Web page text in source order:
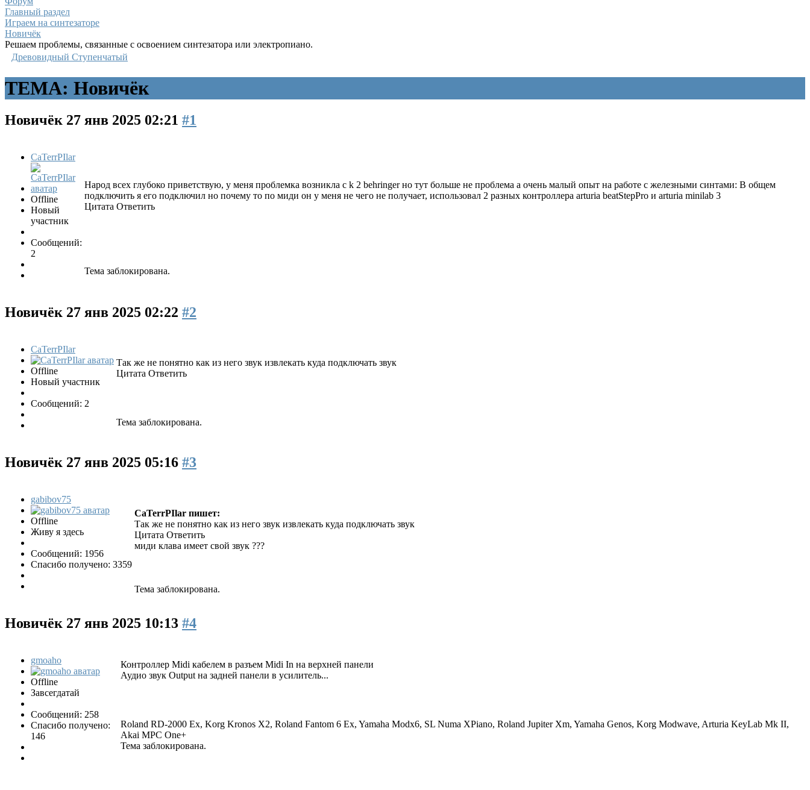
Главный раздел
Играем на синтезаторе
Новичёк
Решаем проблемы, связанные с освоением синтезатора или электропиано.
Древовидный Ступенчатый
ТЕМА: Новичёк
Новичёк 27 янв 2025 02:21 #1
CaTerrPIlar
Offline
Новый
участник
Сообщений:
2
Народ всех глубоко приветствую, у меня проблемка возникла с k 2 behringer но тут больше не проблема а очень малый опыт на работе с железными синтами: В общем
подключить я его подключил но почему то по миди он у меня не чего не получает, использовал 2 разных контроллера arturia beatStepPro и arturia minilab 3
Цитата Ответить
Тема заблокирована.
Новичёк 27 янв 2025 02:22 #2
CaTerrPIlar
Offline
Новый участник
Сообщений: 2
Так же не понятно как из него звук извлекать куда подключать звук
Цитата Ответить
Тема заблокирована.
Новичёк 27 янв 2025 05:16 #3
gabibov75
Offline
Живу я здесь
Сообщений: 1956
Спасибо получено: 3359
CaTerrPIlar пишет:
Так же не понятно как из него звук извлекать куда подключать звук
Цитата Ответить
миди клава имеет свой звук ???
Тема заблокирована.
Новичёк 27 янв 2025 10:13 #4
gmoaho
Offline
Завсегдатай
Сообщений: 258
Спасибо получено:
146
Контроллер Midi кабелем в разъем Midi In на верхней панели
Аудио звук Output на задней панели в усилитель...
Roland RD-2000 Ex, Korg Kronos X2, Roland Fantom 6 Ex, Yamaha Modx6, SL Numa XPiano, Roland Jupiter Xm, Yamaha Genos, Korg Modwave, Arturia KeyLab Mk II,
Akai MPC One+
Тема заблокирована.